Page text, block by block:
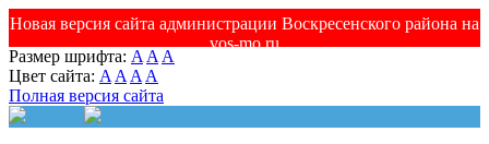
Новая версия сайта администрации Воскресенского района на
vos-mo.ru
Размер шрифта: A A A
Цвет сайта: A A A A
Полная версия сайта